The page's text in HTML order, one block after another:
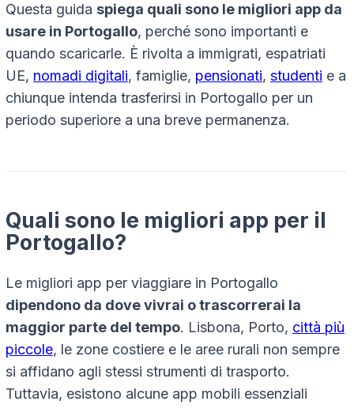
Questa guida spiega quali sono le migliori app da
usare in Portogallo, perché sono importanti e
quando scaricarle. È rivolta a immigrati, espatriati
UE, nomadi digitali, famiglie, pensionati, studenti e a
chiunque intenda trasferirsi in Portogallo per un
periodo superiore a una breve permanenza.
Quali sono le migliori app per il
Portogallo?
Le migliori app per viaggiare in Portogallo
dipendono da dove vivrai o trascorrerai la
maggior parte del tempo. Lisbona, Porto, città più
piccole, le zone costiere e le aree rurali non sempre
si affidano agli stessi strumenti di trasporto.
Tuttavia, esistono alcune app mobili essenziali